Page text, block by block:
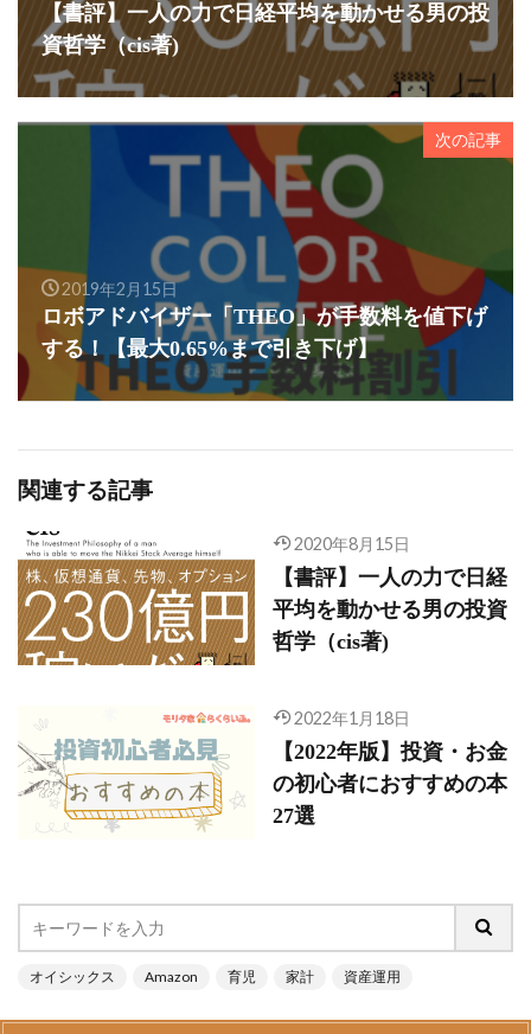
【書評】一人の力で日経平均を動かせる男の投
資哲学（cis著)
次の記事
2019年2月15日
ロボアドバイザー「THEO」が手数料を値下げ
する！【最大0.65%まで引き下げ】
関連する記事
2020年8月15日
【書評】一人の力で日経
平均を動かせる男の投資
哲学（cis著)
2022年1月18日
【2022年版】投資・お金
の初心者におすすめの本
27選
オイシックス Amazon 育児 家計 資産運用